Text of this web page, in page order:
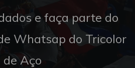
e faça parte do
Whatsap do Tricolor
de Aço